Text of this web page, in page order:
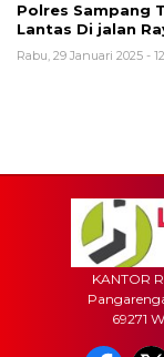
Polres Sampang
Lantas Di jalan
Rabu, 29 Januari 2025 -
KANTOR
69271